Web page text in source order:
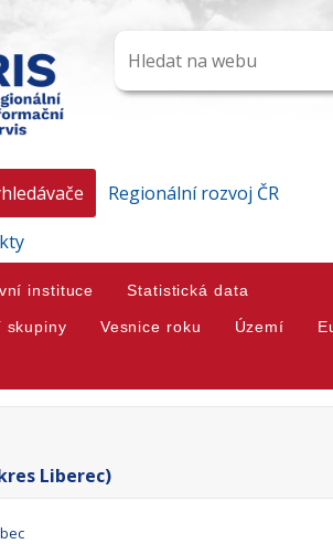
Regionální rozvoj ČR
instituce Statistická data
skupiny Vesnice roku Území
Liberec)